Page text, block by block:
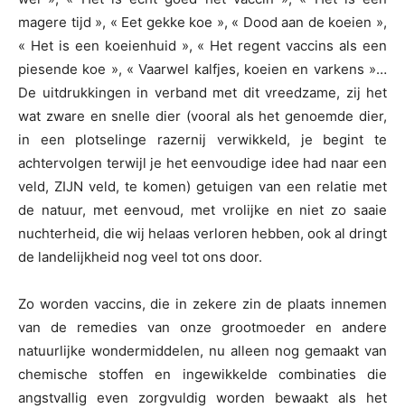
magere tijd », « Eet gekke koe », « Dood aan de koeien »,
« Het is een koeienhuid », « Het regent vaccins als een
piesende koe », « Vaarwel kalfjes, koeien en varkens »…
De uitdrukkingen in verband met dit vreedzame, zij het
wat zware en snelle dier (vooral als het genoemde dier,
in een plotselinge razernij verwikkeld, je begint te
achtervolgen terwijl je het eenvoudige idee had naar een
veld, ZIJN veld, te komen) getuigen van een relatie met
de natuur, met eenvoud, met vrolijke en niet zo saaie
nuchterheid, die wij helaas verloren hebben, ook al dringt
de landelijkheid nog veel tot ons door.
Zo worden vaccins, die in zekere zin de plaats innemen
van de remedies van onze grootmoeder en andere
natuurlijke wondermiddelen, nu alleen nog gemaakt van
chemische stoffen en ingewikkelde combinaties die
angstvallig even zorgvuldig worden bewaakt als het